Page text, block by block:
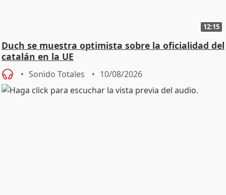
12:15
Duch se muestra optimista sobre la oficialidad del
catalán en la UE
Sonido Totales 10/08/2026